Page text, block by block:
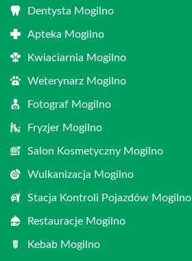
Dentysta Mogilno
Apteka Mogilno
Kwiaciarnia Mogilno
Weterynarz Mogilno
Fotograf Mogilno
Fryzjer Mogilno
Salon Kosmetyczny Mogilno
Wulkanizacja Mogilno
Stacja Kontroli Pojazdów Mogilno
Restauracje Mogilno
Kebab Mogilno